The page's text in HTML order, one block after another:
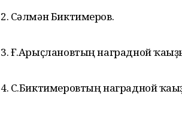
2. Сәлмән Биктимеров.
3. Ғ.Арыҫлановтың наградной
4. С.Биктимеровтың наградной